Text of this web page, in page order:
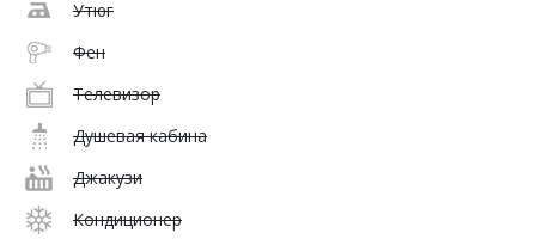
Утюг
Фен
Телевизор
Душевая кабина
Джакузи
Кондиционер